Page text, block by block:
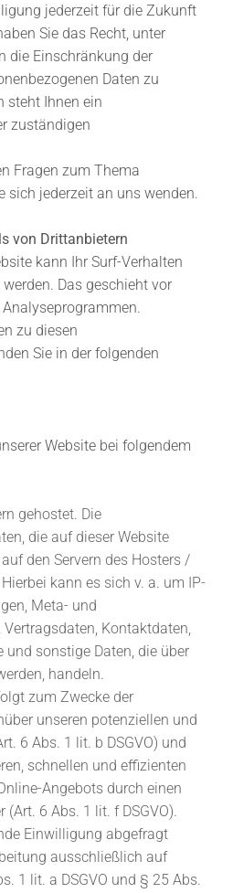
jederzeit für die Zukunft
Sie das Recht, unter
die Einschränkung der
Daten zu
steht Ihnen ein
zuständigen
Fragen zum Thema
sich jederzeit an uns wenden.
von Drittanbietern
kann Ihr Surf-Verhalten
Das geschieht vor
zu diesen
Sie in der folgenden
Website bei folgendem
gehostet. Die
die auf dieser Website
den Servern des Hosters /
kann es sich v. a. um IP-
Meta- und
Kontaktdaten,
und sonstige Daten, die über
handeln.
zum Zwecke der
unseren potenziellen und
6 Abs. 1 lit. b DSGVO) und
schnellen und effizienten
Angebots durch einen
6 Abs. 1 lit. f DSGVO).
Einwilligung abgefragt
ausschließlich auf
1 lit. a DSGVO und § 25 Abs.